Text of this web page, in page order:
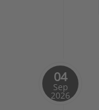
04
Sep
2026